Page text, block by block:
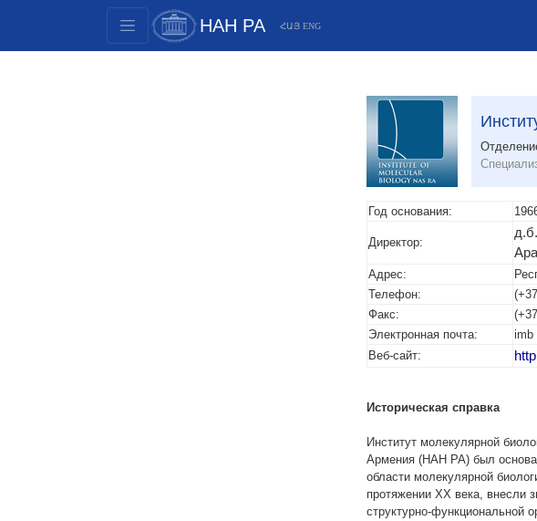
НАН РА ՀԱՅ ENG
Год основания:
Директор:
Адрес:
Телефон:
Факс:
Электронная почта:
imb
Веб-сайт:
Историческая справка
Институт молекулярной
Армения (НАН РА) был
области молекулярной
протяжении XX века, внесли
структурно-функциональной